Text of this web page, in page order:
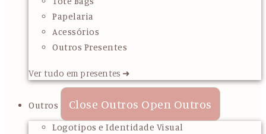
Papelaria
Acessórios
Outros Presentes
Ver tudo em presentes ➜
Outros Close Outros Open Outros
Logotipos e Identidade Visual